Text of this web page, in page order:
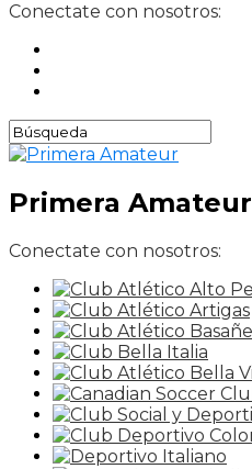
Conectate con nosotros:
Primera Amateur
Conectate con nosotros: